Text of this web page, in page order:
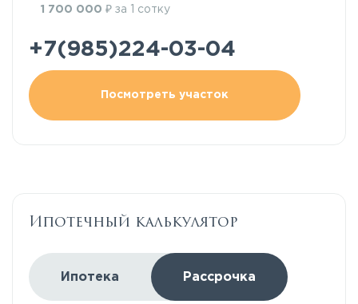
1 700 000 ₽ за 1 сотку
+7(985)224-03-04
Посмотреть участок
Ипотечный калькулятор
Ипотека Рассрочка